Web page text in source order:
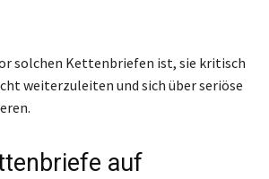
solchen Kettenbriefen ist, sie kritisch
weiterzuleiten und sich über seriöse
auf